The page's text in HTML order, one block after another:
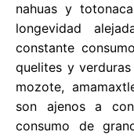
nahuas y
longevidad
constante
quelites y
mozote,
son ajenos a
consumo de